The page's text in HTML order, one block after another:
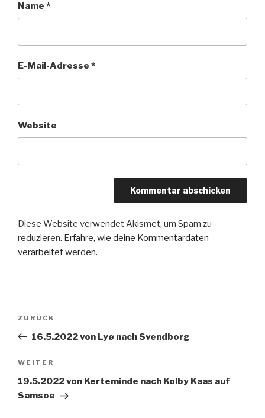
Name *
E-Mail-Adresse *
Website
Diese Website verwendet Akismet, um Spam zu
reduzieren. Erfahre, wie deine Kommentardaten
verarbeitet werden.
Beitragsnavigation
Vorheriger
Beitrag
ZURÜCK
16.5.2022 von Lyø nach Svendborg
Nächster
Beitrag
WEITER
19.5.2022 von Kerteminde nach Kolby Kaas auf
Samsoe